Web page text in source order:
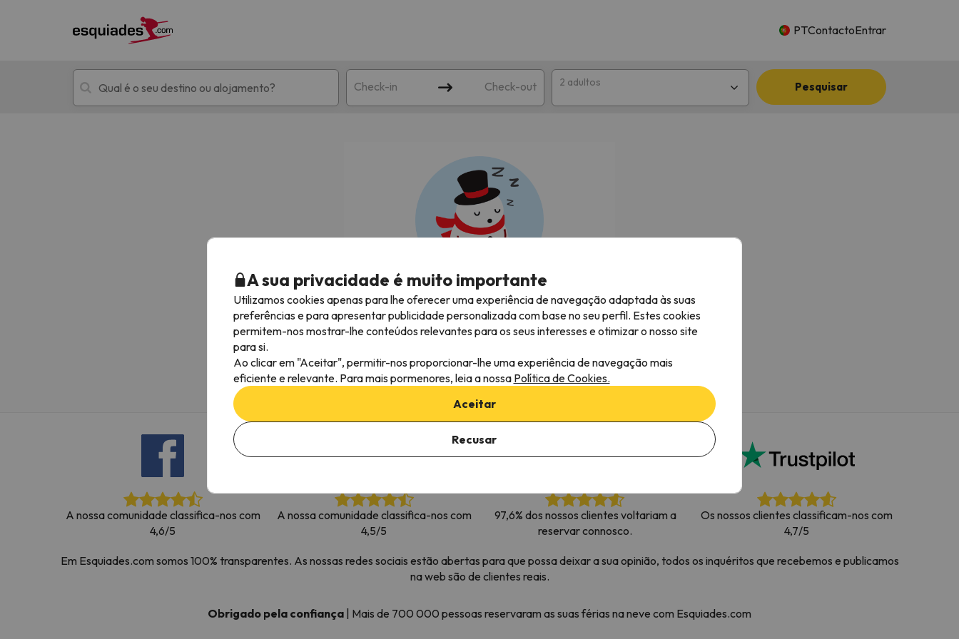
PTContactoEntrar
Check-in Check-out 2 adultos Pesquisar
Oops, não encontramos nenhum resultado que corresponda à sua pesquisa. Tente modificar o destino.
Bem, parece que o nosso Seeker perdeu o seu caminho. Assim que encontrar a sua bússola, estará de volta.
À procura das melhores férias na neve!
A nossa comunidade classifica-nos com
4,6/5
A nossa comunidade classifica-nos com
4,5/5
97,6% dos nossos clientes voltariam a
reservar connosco.
Os nossos clientes classificam-nos com
4,7/5
Em Esquiades.com somos 100% transparentes. As nossas redes sociais estão abertas para que possa deixar a sua opinião, todos os inquéritos que recebemos e publicamos
na web são de clientes reais.
Obrigado pela confiança Mais de 700 000 pessoas reservaram as suas férias na neve com Esquiades.com
A sua privacidade é muito importante
Utilizamos cookies apenas para lhe oferecer uma experiência de navegação adaptada às suas
preferências e para apresentar publicidade personalizada com base no seu perfil. Estes cookies
permitem-nos mostrar-lhe conteúdos relevantes para os seus interesses e otimizar o nosso site
para si.
Ao clicar em "Aceitar", permitir-nos proporcionar-lhe uma experiência de navegação mais
eficiente e relevante. Para mais pormenores, leia a nossa Política de Cookies.
Aceitar
Recusar